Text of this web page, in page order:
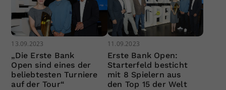
13.09.2023
„Die Erste Bank
Open sind eines der
beliebtesten Turniere
auf der Tour“
11.09.2023
Erste Bank Open:
Starterfeld besticht
mit 8 Spielern aus
den Top 15 der Welt